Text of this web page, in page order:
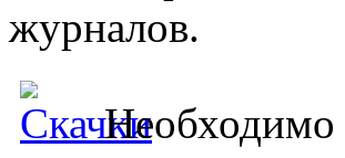
журналов.
Необходимо